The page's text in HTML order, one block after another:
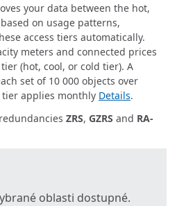
your data between the hot,
on usage patterns,
access tiers automatically.
meters and connected prices
(hot, cool, or cold tier). A
set of 10 000 objects over
tier applies monthly Details.
ZRS, GZRS and RA-
oblasti dostupné.